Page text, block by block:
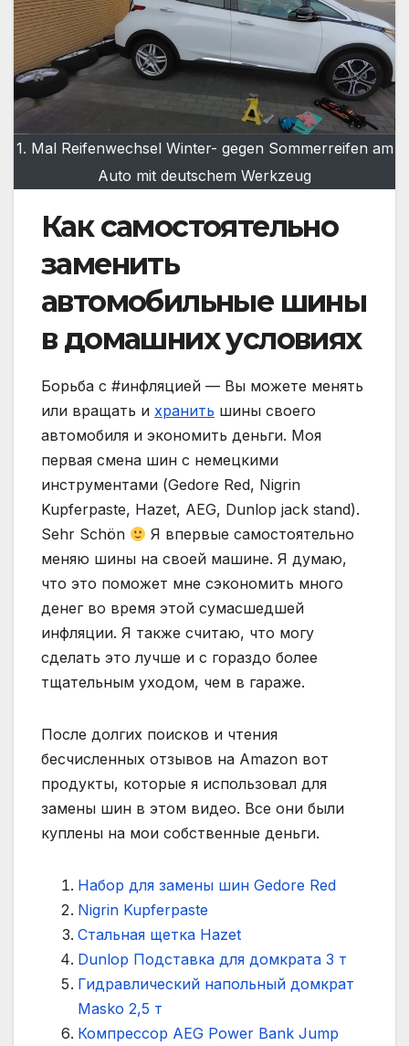
1. Mal Reifenwechsel Winter- gegen Sommerreifen am
Auto mit deutschem Werkzeug
Как самостоятельно
заменить
автомобильные шины
в домашних условиях
Борьба с #инфляцией — Вы можете менять
или вращать и хранить шины своего
автомобиля и экономить деньги. Моя
первая смена шин с немецкими
инструментами (Gedore Red, Nigrin
Kupferpaste, Hazet, AEG, Dunlop jack stand).
Sehr Schön
Я впервые самостоятельно
меняю шины на своей машине. Я думаю,
что это поможет мне сэкономить много
денег во время этой сумасшедшей
инфляции. Я также считаю, что могу
сделать это лучше и с гораздо более
тщательным уходом, чем в гараже.
После долгих поисков и чтения
бесчисленных отзывов на Amazon вот
продукты, которые я использовал для
замены шин в этом видео. Все они были
куплены на мои собственные деньги.
Набор для замены шин Gedore Red
Nigrin Kupferpaste
Стальная щетка Hazet
Dunlop Подставка для домкрата 3 т
Гидравлический напольный домкрат
Masko 2,5 т
Компрессор AEG Power Bank Jump